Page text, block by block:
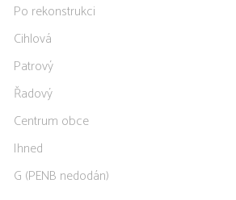
Po rekonstrukci
Cihlová
Patrový
Řadový
Centrum obce
Ihned
G (PENB nedodán)